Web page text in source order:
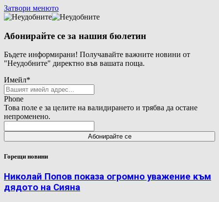
Затвори менюто
Абонирайте се за нашия бюлетин
Бъдете информирани! Получавайте важните новини от
"Неудобните" директно във вашата поща.
Имейл*
Phone
Това поле е за целите на валидирането и трябва да остане
непроменено.
Горещи новини
Николай Попов показа огромно уважение към
дядото на Сияна